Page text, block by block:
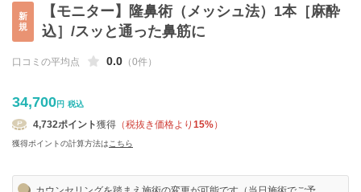
新
規
【モニター】隆鼻術（メッシュ法）1本［麻酔
込］/スッと通った鼻筋に
口コミの平均点 0.0 （0件）
34,700円 税込
4,732ポイント獲得 （税抜き価格より 15%）
獲得ポイントの計算方法は こちら